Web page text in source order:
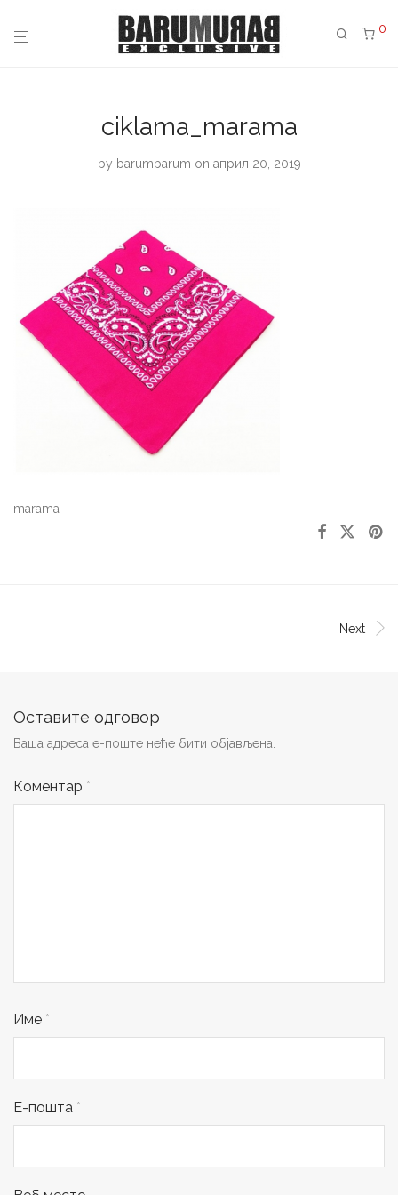
0
ciklama_marama
by barumbarum on април 20, 2019
marama
Next
Оставите одговор
Ваша адреса е-поште неће бити објављена.
Коментар *
Име *
Е-пошта *